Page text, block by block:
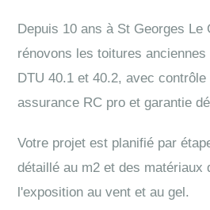
Depuis 10 ans à St Georges Le
rénovons les toitures anciennes
DTU 40.1 et 40.2, avec contrôle
assurance RC pro et garantie
Votre projet est planifié par
détaillé au m2 et des matériaux
l'exposition au vent et au gel.